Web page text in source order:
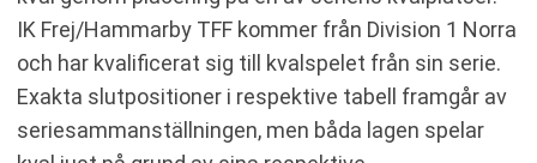
IK Frej/Hammarby TFF kommer från Division 1 Norra
och har kvalificerat sig till kvalspelet från sin serie.
Exakta slutpositioner i respektive tabell framgår av
seriesammanställningen, men båda lagen spelar